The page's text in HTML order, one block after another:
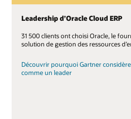
Leadership d’Oracle Cloud ERP
31 500 clients ont choisi Oracle, le
solution de gestion des ressources
Découvrir pourquoi Gartner considère
comme un leader